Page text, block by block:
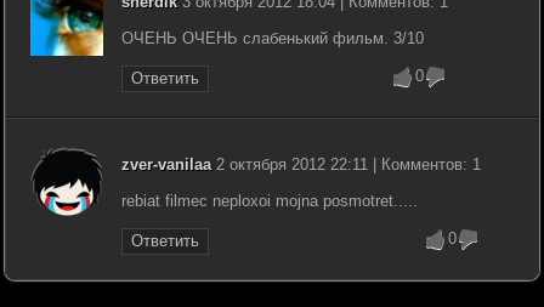
ОЧЕНЬ ОЧЕНЬ слабенький фильм. 3/10
Ответить 0
zver-vanilaa 2 октября 2012 22:11 | Комментов: 1
rebiat filmec neploxoi mojna posmotret.....
Ответить 0